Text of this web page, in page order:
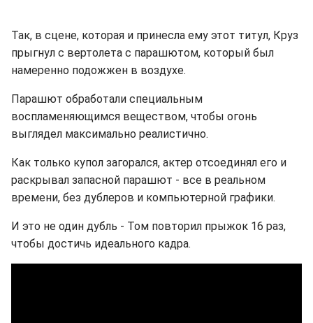
Так, в сцене, которая и принесла ему этот титул, Круз
прыгнул с вертолета с парашютом, который был
намеренно подожжен в воздухе.
Парашют обработали специальным
воспламеняющимся веществом, чтобы огонь
выглядел максимально реалистично.
Как только купол загорался, актер отсоединял его и
раскрывал запасной парашют - все в реальном
времени, без дублеров и компьютерной графики.
И это не один дубль - Том повторил прыжок 16 раз,
чтобы достичь идеального кадра.